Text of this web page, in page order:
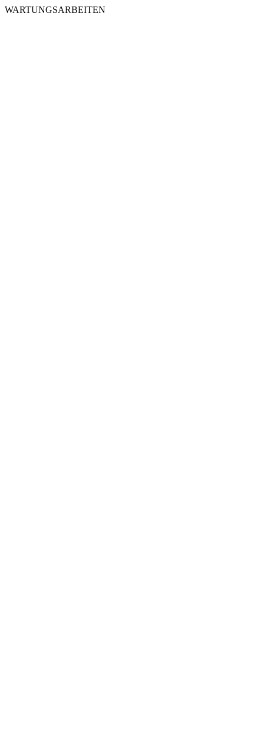
WARTUNGSARBEITEN